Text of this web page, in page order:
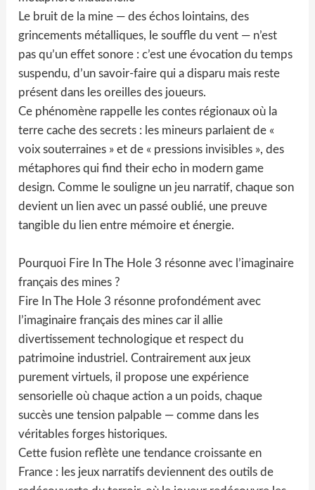
Le bruit de la mine — des échos lointains, des
grincements métalliques, le souffle du vent — n’est
pas qu’un effet sonore : c’est une évocation du temps
suspendu, d’un savoir-faire qui a disparu mais reste
présent dans les oreilles des joueurs.
Ce phénomène rappelle les contes régionaux où la
terre cache des secrets : les mineurs parlaient de «
voix souterraines » et de « pressions invisibles », des
métaphores qui find their echo in modern game
design. Comme le souligne un jeu narratif, chaque son
devient un lien avec un passé oublié, une preuve
tangible du lien entre mémoire et énergie.
Pourquoi Fire In The Hole 3 résonne avec l’imaginaire
français des mines ?
Fire In The Hole 3 résonne profondément avec
l’imaginaire français des mines car il allie
divertissement technologique et respect du
patrimoine industriel. Contrairement aux jeux
purement virtuels, il propose une expérience
sensorielle où chaque action a un poids, chaque
succès une tension palpable — comme dans les
véritables forges historiques.
Cette fusion reflète une tendance croissante en
France : les jeux narratifs deviennent des outils de